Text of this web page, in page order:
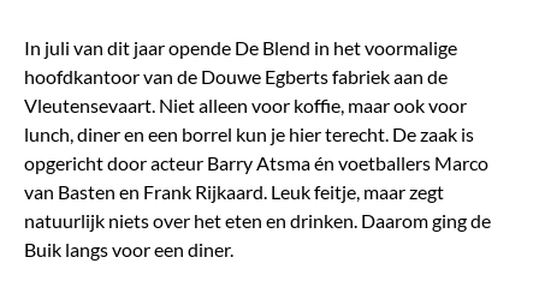
In juli van dit jaar opende De Blend in het voormalige
hoofdkantoor van de Douwe Egberts fabriek aan de
Vleutensevaart. Niet alleen voor koffie, maar ook voor
lunch, diner en een borrel kun je hier terecht. De zaak is
opgericht door acteur Barry Atsma én voetballers Marco
van Basten en Frank Rijkaard. Leuk feitje, maar zegt
natuurlijk niets over het eten en drinken. Daarom ging de
Buik langs voor een diner.